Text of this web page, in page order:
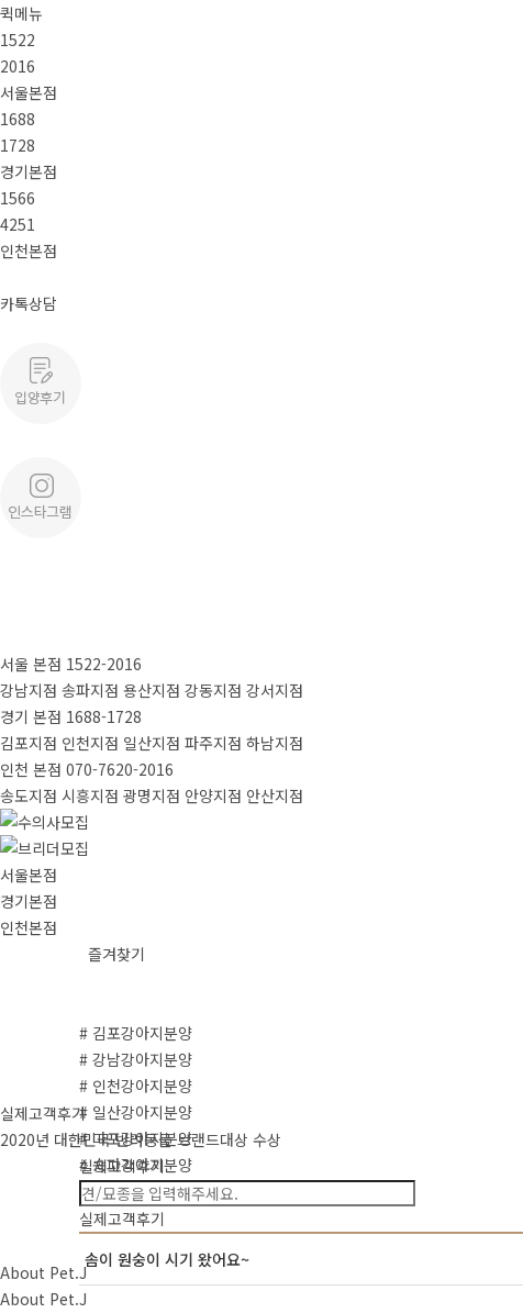
퀵메뉴
1522
2016
서울본점
1688
1728
경기본점
1566
4251
인천본점
카톡상담
서울 본점 1522-2016
강남지점 송파지점 용산지점 강동지점 강서지점
경기 본점 1688-1728
김포지점 인천지점 일산지점 파주지점 하남지점
인천 본점 070-7620-2016
송도지점 시흥지점 광명지점 안양지점 안산지점
서울본점
경기본점
인천본점
즐겨찾기
# 김포강아지분양
# 강남강아지분양
# 인천강아지분양
# 일산강아지분양
# 마포강아지분양
# 송파강아지분양
About Pet.J
About Pet.J
실제고객후기
2020년 대한민국 반려동물 브랜드대상 수상
실제고객후기
국내입양후기
실제고객후기
솜이 원숭이 시기 왔어요~